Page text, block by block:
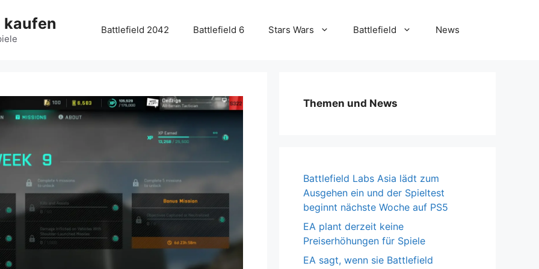
kaufen Battlefield 2042 Battlefield 6 Stars Wars Battlefield News
Themen und News
Battlefield Labs Asia lädt zum
Ausgehen ein und der Spieltest
beginnt nächste Woche auf PS5
EA plant derzeit keine
Preiserhöhungen für Spiele
EA sagt, wenn sie Battlefield